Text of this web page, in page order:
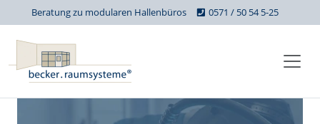
Beratung zu modularen Hallenbüros 0571 / 50 54 5-25